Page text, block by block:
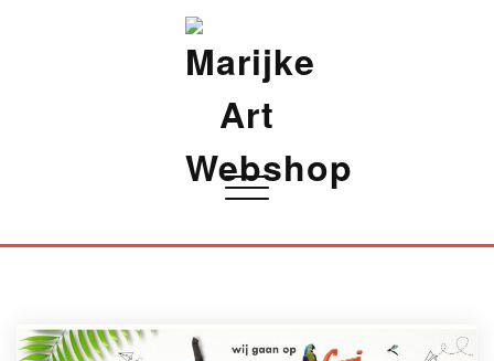
Marijke Art Webshop
Toggle